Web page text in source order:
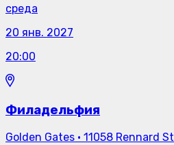
среда
20 янв. 2027
20:00
Филадельфия
Golden Gates · 11058 Rennard St